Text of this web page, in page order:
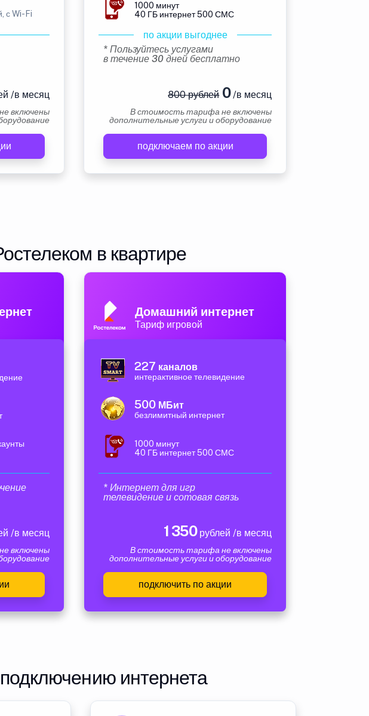
с Wi-Fi
/в месяц
включены
1000 минут
40 ГБ интернет 500 СМС
по акции выгоднее
* Пользуйтесь услугами
в течение 30 дней бесплатно
800 рублей0/в месяц
В стоимость тарифа не включены
дополнительные услуги и оборудование
подключаем по акции
в квартире
/в месяц
включены
Домашний интернет
Тариф игровой
227 каналов
интерактивное телевидение
500 МБит
безлимитный интернет
1000 минут
40 ГБ интернет 500 СМС
* Интернет для игр
телевидение и сотовая связь
1 350рублей /в месяц
В стоимость тарифа не включены
дополнительные услуги и оборудование
подключить по акции
интернета